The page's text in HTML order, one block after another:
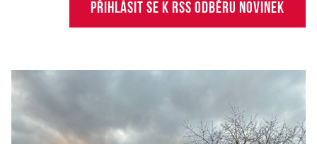
Přihlásit se k RSS odběru novinek